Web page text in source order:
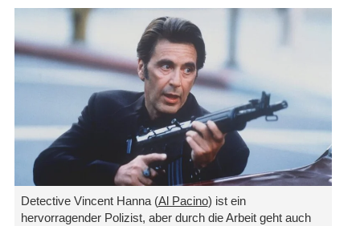
Detective Vincent Hanna (Al Pacino) ist ein
hervorragender Polizist, aber durch die Arbeit geht auch